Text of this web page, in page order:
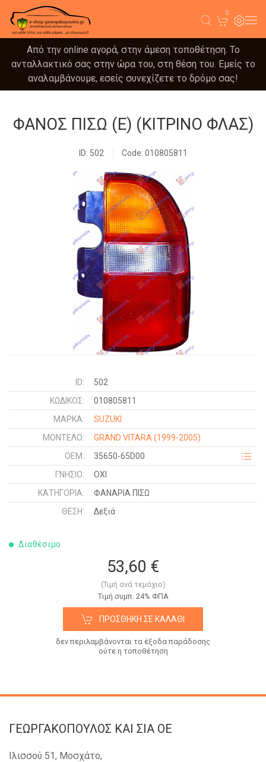
0
Από την online αγορά, στην άμεση τοποθέτηση. Το
ανταλλακτικό σας στην ώρα του, στη θέση του. Εμείς το
αναλαμβάνουμε, εσείς συνεχίζετε το δρόμο σας!
ΦΑΝΟΣ ΠΙΣΩ (Ε) (ΚΙΤΡΙΝΟ ΦΛΑΣ)
ID: 502 Code: 010805811
ID:
502
ΚΩΔΙΚΌΣ:
010805811
ΜΑΡΚΑ:
SUZUKI
ΜΟΝΤΕΛΟ:
GRAND VITARA (1999-2005)
OEM:
35650-65D00
ΓΝΉΣΙΟ:
ΟΧΙ
ΚΑΤΗΓΟΡΊΑ:
ΦΑΝΑΡΙΑ ΠΙΣΩ
ΘΈΣΗ:
Δεξιά
Διαθέσιμο
53,60 €
(Τιμή ανά τεμάχιο)
Tιμή συμπ. 24% ΦΠΑ
ΠΡΟΣΘΉΚΗ ΣΕ ΚΑΛΆΘΙ
δεν περιλαμβάνονται τα έξοδα παράδοσης
ούτε η τοποθέτηση
ΓΕΩΡΓΑΚΟΠΟΥΛΟΣ KAI ΣΙΑ OE
Ιλισσού 51, Μοσχάτο,